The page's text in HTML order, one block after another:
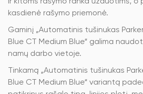
ir kitoms rašymo ranka užduotims,
kasdienė rašymo priemonė.
Gaminį „Automatinis tušinukas
Blue CT Medium Blue“ galima
namų darbo vietoje.
Tinkamą „Automatinis tušinukas
Blue CT Medium Blue“ variantą